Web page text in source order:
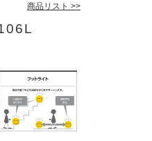
商品リスト >>